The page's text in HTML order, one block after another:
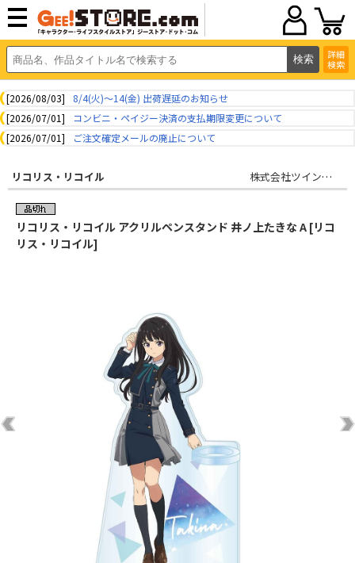
詳細
検索
[2026/08/03]
8/4(火)～14(金) 出荷遅延のお知らせ
[2026/07/01]
コンビニ・ペイジー決済の支払期限変更について
[2026/07/01]
ご注文確定メールの廃止について
リコリス・リコイル 株式会社ツインクル
リコリス・リコイル アクリルペンスタンド 井ノ上たきな A [リコ
リス・リコイル]